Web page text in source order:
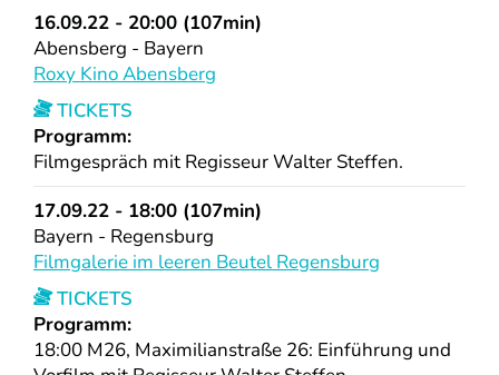
16.09.22 - 20:00 (107min)
Abensberg - Bayern
Roxy Kino Abensberg
TICKETS
Programm:
Filmgespräch mit Regisseur Walter Steffen.
17.09.22 - 18:00 (107min)
Bayern - Regensburg
Filmgalerie im leeren Beutel Regensburg
TICKETS
Programm:
18:00 M26, Maximilianstraße 26: Einführung und